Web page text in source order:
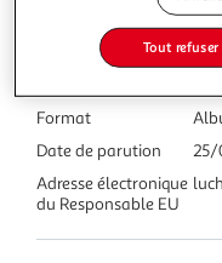
Caractéristiques
Format
Date de parution
25/
Adresse électronique
du Responsable EU
Tout refuser